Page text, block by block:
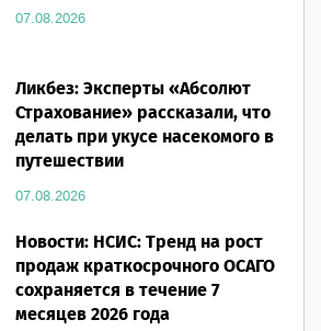
07.08.2026
Ликбез: Эксперты «Абсолют
Страхование» рассказали, что
делать при укусе насекомого в
путешествии
07.08.2026
Новости: НСИС: Тренд на рост
продаж краткосрочного ОСАГО
сохраняется в течение 7
месяцев 2026 года